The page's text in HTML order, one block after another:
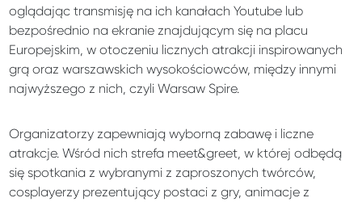
oglądając transmisję na ich kanałach Youtube lub
bezpośrednio na ekranie znajdującym się na placu
Europejskim, w otoczeniu licznych atrakcji inspirowanych
grą oraz warszawskich wysokościowców, między innymi
najwyższego z nich, czyli Warsaw Spire.
Organizatorzy zapewniają wyborną zabawę i liczne
atrakcje. Wśród nich strefa meet&greet, w której odbędą
się spotkania z wybranymi z zaproszonych twórców,
cosplayerzy prezentujący postaci z gry, animacje z